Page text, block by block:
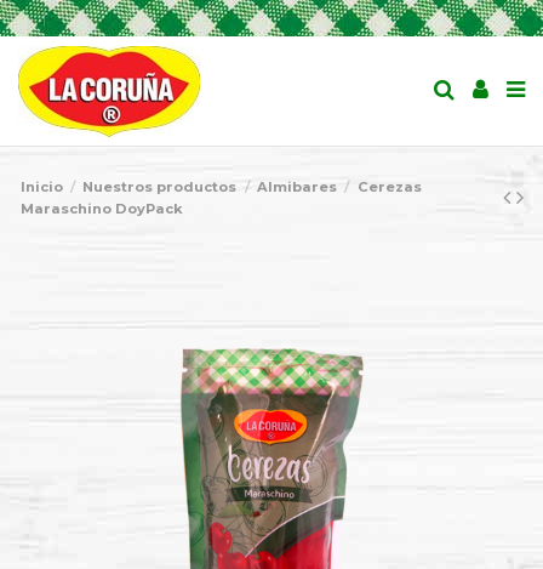
Inicio Nuestros productos Almibares
Cerezas
Maraschino DoyPack